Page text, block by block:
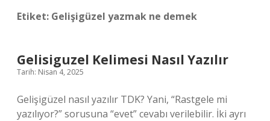
Etiket: Gelişigüzel yazmak ne demek
Gelisiguzel Kelimesi Nasıl Yazılır
Tarih: Nisan 4, 2025
Gelişigüzel nasıl yazılır TDK? Yani, “Rastgele mi
yazılıyor?” sorusuna “evet” cevabı verilebilir. İki ayrı